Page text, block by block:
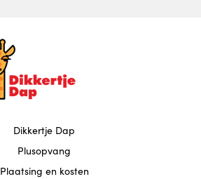
Dikkertje Dap
Plusopvang
Plaatsing en kosten